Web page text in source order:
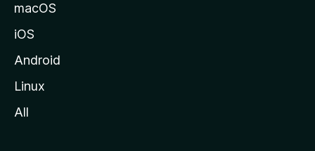
macOS
iOS
Android
Linux
All